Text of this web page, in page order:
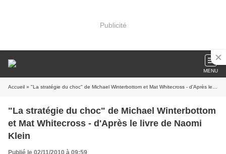
Publicité
MENU
Accueil » "La stratégie du choc" de Michael Winterbottom et Mat Whitecross - d'Après le livre de Naomi Klein
"La stratégie du choc" de Michael Winterbottom
et Mat Whitecross - d'Après le livre de Naomi
Klein
Publié le 02/11/2010 à 09:59